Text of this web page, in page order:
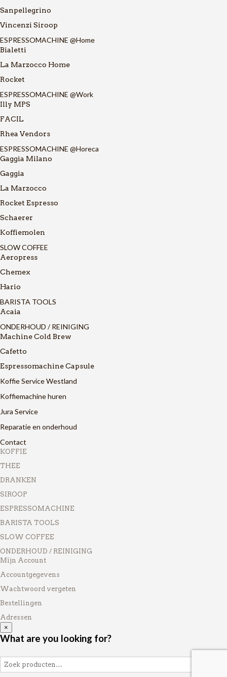
Sanpellegrino
Vincenzi Siroop
ESPRESSOMACHINE @Home
Bialetti
La Marzocco Home
Rocket
ESPRESSOMACHINE @Work
Illy MPS
FACIL
Rhea Vendors
ESPRESSOMACHINE @Horeca
Gaggia Milano
Gaggia
La Marzocco
Rocket Espresso
Schaerer
Koffiemolen
SLOW COFFEE
Aeropress
Chemex
Hario
BARISTA TOOLS
Acaia
ONDERHOUD / REINIGING
Machine Cold Brew
Cafetto
Espressomachine Capsule
Koffie Service Westland
Koffiemachine huren
Jura Service
Reparatie en onderhoud
Contact
KOFFIE
THEE
DRANKEN
SIROOP
ESPRESSOMACHINE
BARISTA TOOLS
SLOW COFFEE
ONDERHOUD / REINIGING
Mijn Account
Accountgegevens
Wachtwoord vergeten
Bestellingen
Adressen
×
What are you looking for?